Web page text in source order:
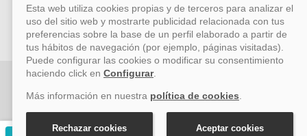
bancaria
SL (C/ Bodegueros 43 Ed. CBC Planta 2ª Of. 14, Polígono San
Rafael, Málaga. CP: 29006) Tel: +34 917 815 555 - Email:
reservas@vayacruceros.com